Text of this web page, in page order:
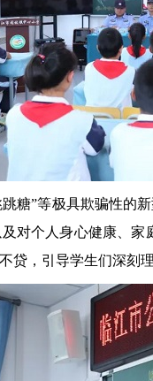
”等极具欺骗性的
对个人身心健康、
贷，引导学生们深刻